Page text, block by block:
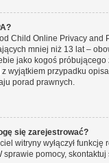
Child Online Privacy
mniej niż 13 lat –
jako kogoś
wyjątkiem przypadku
porad prawnych.
się zarejestrować?
witryny wyłączył
sprawie pomocy,